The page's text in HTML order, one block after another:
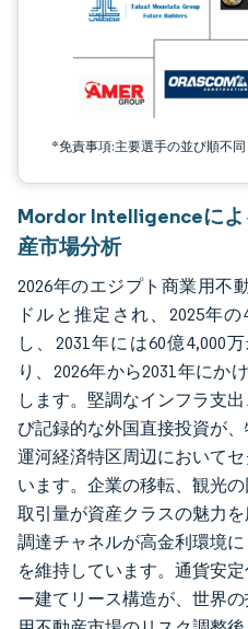
*免責事項:主要選手の並び順不同
Mordor Intelligenceに
産市場分析
2026年のエジプト商業用不
ドルと推定され、2025年
し、2031年には60億4,000
り、2026年から2031年にか
します。堅調なインフラ支
び記録的な外国直接投資が
運河経済特区周辺において
います。企業の移転、観光
取引量が資産クラスの魅力
調達チャネルが高金利環境
を維持しています。通貨安
ー建てリース構造が、世界